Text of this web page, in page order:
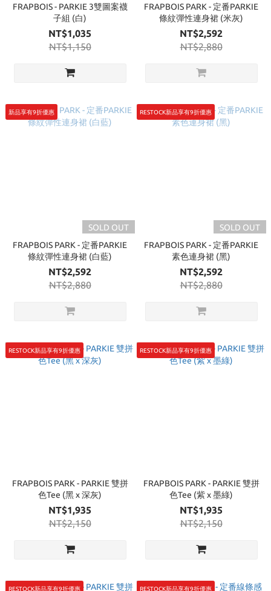
FRAPBOIS - PARKIE 3雙圖案襪
子組 (白)
NT$1,035
NT$1,150
FRAPBOIS PARK - 定番PARKIE
條紋彈性連身裙 (米灰)
NT$2,592
NT$2,880
新品享有9折優惠
SOLD OUT
FRAPBOIS PARK - 定番PARKIE
條紋彈性連身裙 (白藍)
NT$2,592
NT$2,880
RESTOCK新品享有9折優惠
SOLD OUT
FRAPBOIS PARK - 定番PARKIE
素色連身裙 (黑)
NT$2,592
NT$2,880
RESTOCK新品享有9折優惠
FRAPBOIS PARK - PARKIE 雙拼
色Tee (黑 x 深灰)
NT$1,935
NT$2,150
RESTOCK新品享有9折優惠
FRAPBOIS PARK - PARKIE 雙拼
色Tee (紫 x 墨綠)
NT$1,935
NT$2,150
RESTOCK新品享有9折優惠 RESTOCK新品享有9折優惠